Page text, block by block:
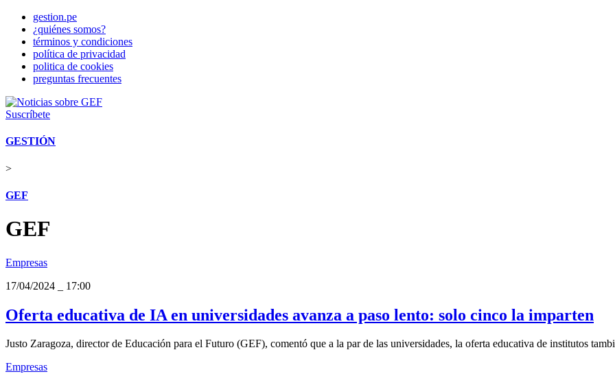
gestion.pe
¿quiénes somos?
términos y condiciones
política de privacidad
politica de cookies
preguntas frecuentes
Suscríbete
GESTIÓN
>
GEF
GEF
Empresas
17/04/2024
17:00
Oferta educativa de IA en universidades avanza a paso lento: solo cinco la imparten
Justo Zaragoza, director de Educación para el Futuro (GEF), comentó que a la par de las universidades, la oferta educativa de institutos
Empresas